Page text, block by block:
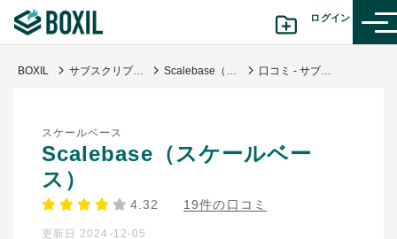
ログイン
診断から探す(β版)
記事から探す
BOXILの使い方ガイド
BOXIL サブスクリプション管理システム Scalebase（スケールベース） 口コミ - サブスクリプションに特化してるので使いやすい
スケールベース
Scalebase（スケールベー
ス）
4.32 19件の口コミ
更新日 2024-12-05